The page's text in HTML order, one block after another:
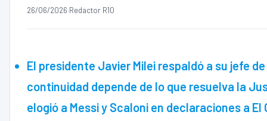
26/06/2026·Redactor R10
El presidente Javier Milei respaldó a su jefe
continuidad depende de lo que resuelva la
elogió a Messi y Scaloni en declaraciones a El